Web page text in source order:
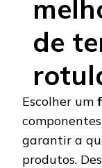
de
Escolher um
garantir a
produtos.